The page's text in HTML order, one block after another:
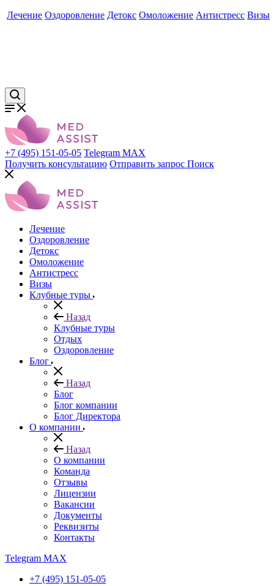
Лечение Оздоровление Детокс Омоложение Антистресс Визы
+7 (495) 151-05-05 Telegram MAX
Получить консультацию Отправить запрос Поиск
Лечение
Оздоровление
Детокс
Омоложение
Антистресс
Визы
Клубные туры
Назад
Клубные туры
Отдых
Оздоровление
Блог
Назад
Блог
Блог компании
Блог Директора
О компании
Назад
О компании
Команда
Отзывы
Лицензии
Вакансии
Документы
Реквизиты
Контакты
Telegram MAX
+7 (495) 151-05-05